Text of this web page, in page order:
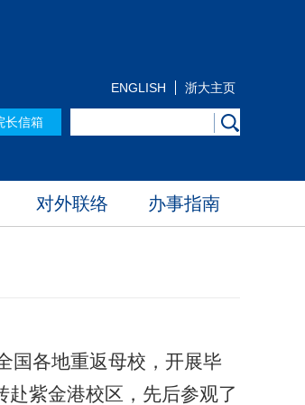
ENGLISH 浙大主页
长信箱
对外联络 办事指南
国各地重返母校，开展毕
紫金港校区，先后参观了